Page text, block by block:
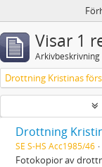
Visar 1
Arkivbeskrivning
SE S-HS Acc1985/46
Fotokopior av